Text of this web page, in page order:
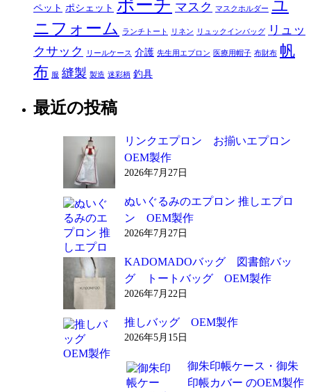
ペット ポシェット ポーチ マスク マスクホルダー ユ
ニフォーム
ランチトート リネン リュックインバッグ
リュッ
クサック
リールケース 介護 先生用エプロン 医療用帽子 布財布 帆
布 服 縫製 製造 迷彩柄 釣具
最近の投稿
リンクエプロン お揃いエプロン
OEM製作
2026年7月27日
ぬいぐるみのエプロン 推しエプロ
ン OEM製作
2026年7月27日
KADOMADOバッグ 図書館バッ
グ トートバッグ OEM製作
2026年7月22日
推しバッグ OEM製作
2026年5月15日
御朱印帳ケース・御朱
印帳カバー のOEM製作